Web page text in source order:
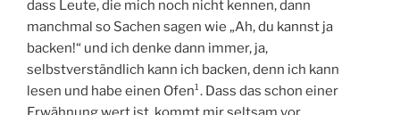
dass Leute, die mich noch nicht kennen, dann
manchmal so Sachen sagen wie „Ah, du kannst ja
backen!“ und ich denke dann immer, ja,
selbstverständlich kann ich backen, denn ich kann
lesen und habe einen Ofen¹. Dass das schon einer